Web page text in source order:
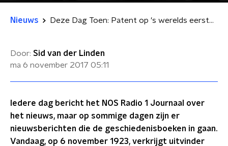
Nieuws Deze Dag Toen: Patent op 's werelds eerste elektrische scheerapparaat
Door: Sid van der Linden
ma 6 november 2017 05:11
Iedere dag bericht het NOS Radio 1 Journaal over
het nieuws, maar op sommige dagen zijn er
nieuwsberichten die de geschiedenisboeken in gaan.
Vandaag, op 6 november 1923, verkrijgt uitvinder